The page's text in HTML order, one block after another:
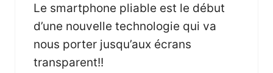
Le smartphone pliable est le début
d’une nouvelle technologie qui va
nous porter jusqu’aux écrans
transparent!!